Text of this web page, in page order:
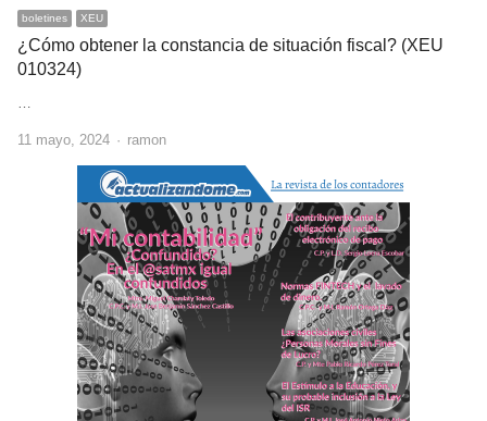
boletines XEU
¿Cómo obtener la constancia de situación fiscal? (XEU
010324)
…
11 mayo, 2024 Author
ramon